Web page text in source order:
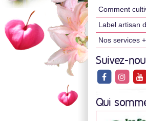
Comment
Label artisan
Nos services +
Suivez-
Qui